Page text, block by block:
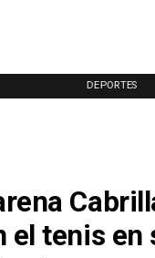
DEPORTES
el tenis en